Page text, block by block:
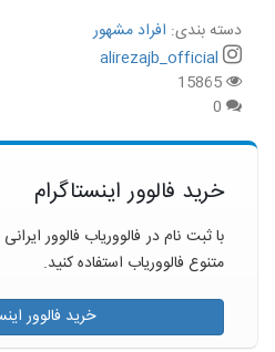
دسته بندی: افراد مشهور
alirezajb_official
خرید فالوور اینستاگرام
با ثبت نام در فالووریاب فالوور
متنوع فالووریاب استفاده کنید.
خرید فالوور